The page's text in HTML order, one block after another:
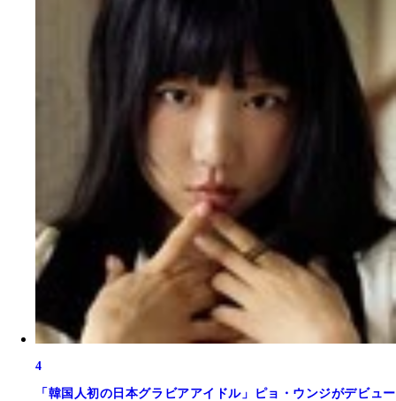
4
「韓国人初の日本グラビアアイドル」ピョ・ウンジがデビュー